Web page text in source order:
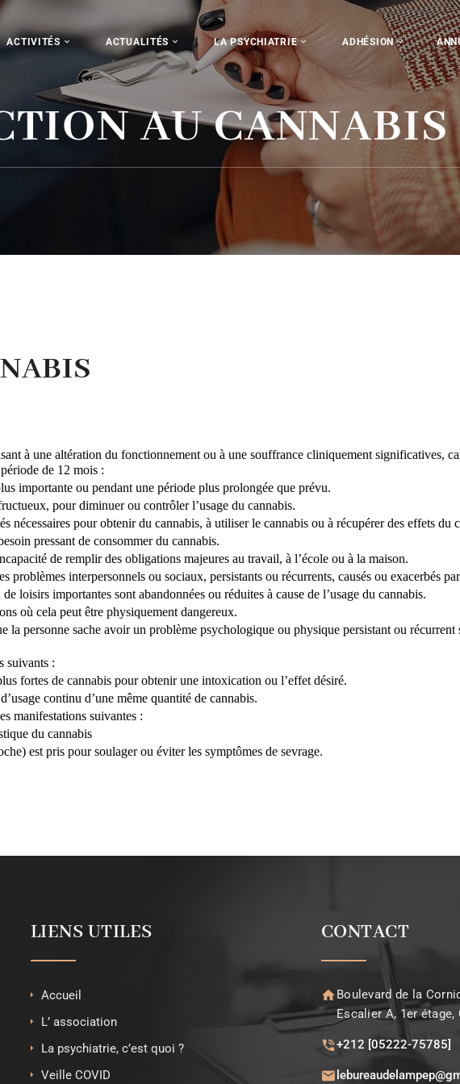
ACTIVITÉS ACTUALITÉS LA PSYCHIATRIE ADHÉSION
AU CANNABIS
à une altération du fonctionnement ou à une souffrance cliniquement significatives,
de 12 mois :
importante ou pendant une période plus prolongée que prévu.
pour diminuer ou contrôler l’usage du cannabis.
nécessaires pour obtenir du cannabis, à utiliser le cannabis ou à récupérer des effets du
pressant de consommer du cannabis.
de remplir des obligations majeures au travail, à l’école ou à la maison.
problèmes interpersonnels ou sociaux, persistants ou récurrents, causés ou exacerbés
loisirs importantes sont abandonnées ou réduites à cause de l’usage du cannabis.
où cela peut être physiquement dangereux.
la personne sache avoir un problème psychologique ou physique persistant ou récurrent
suivants :
fortes de cannabis pour obtenir une intoxication ou l’effet désiré.
continu d’une même quantité de cannabis.
manifestations suivantes :
du cannabis
est pris pour soulager ou éviter les symptômes de sevrage.
LIENS UTILES
Accueil
L’ association
La psychiatrie, c’est quoi ?
Veille COVID
CONTACT
Boulevard de la
Escalier A, 1er
+212 [05222-75785]